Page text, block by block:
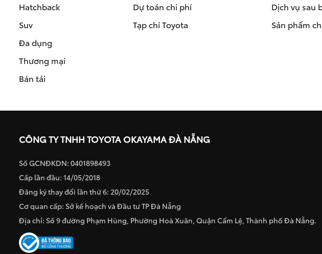
Hatchback
Suv
Đa dụng
Thương mại
Bán tải
Dự toán chi phí
Tạp chí Toyota
Dịch vụ sau
Sản phẩm
CÔNG TY TNHH TOYOTA OKAYAMA ĐÀ NẴNG
Số GCNĐKDN: 0401898493
Cấp lần đầu: 14/05/2018
Đăng ký thay đổi lần thứ 6: 20/02/2025
Cơ quan cấp: Sở kế hoạch và Đầu tư TP Đà Nẵng
Địa chỉ: Số 9 đường Phạm Hùng, Phường Hoà Xuân, Quận Cẩm Lệ, Thành phố Đà Nẵng.